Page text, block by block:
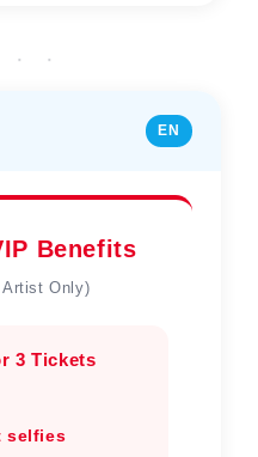
· ·
EN
Benefits
Only)
3 Tickets
selfies